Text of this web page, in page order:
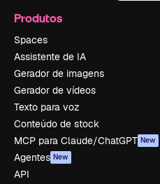
Produtos
Spaces
Assistente de IA
Gerador de imagens
Gerador de vídeos
Texto para voz
Conteúdo de stock
MCP para Claude/ChatGPT New
Agentes New
API